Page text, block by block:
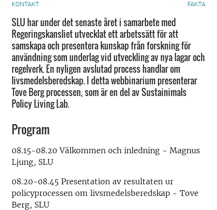
KONTAKT FAKTA
SLU har under det senaste året i samarbete med
Regeringskansliet utvecklat ett arbetssätt för att
samskapa och presentera kunskap från forskning för
användning som underlag vid utveckling av nya lagar och
regelverk. En nyligen avslutad process handlar om
livsmedelsberedskap. I detta webbinarium presenterar
Tove Berg processen, som är en del av Sustainimals
Policy Living Lab.
Program
08.15-08.20 Välkommen och inledning - Magnus
Ljung, SLU
08.20-08.45 Presentation av resultaten ur
policyprocessen om livsmedelsberedskap - Tove
Berg, SLU